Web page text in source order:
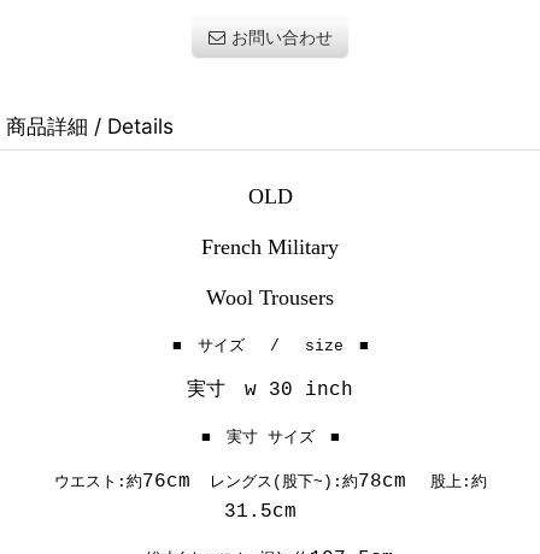
お問い合わせ
商品詳細 / Details
OLD
French Military
Wool Trousers
■ サイズ / size ■
実寸 w 30 inch
■ 実寸 サイズ ■
ウエスト:約76cm レングス(股下~):約78cm 股上:約
31.5cm